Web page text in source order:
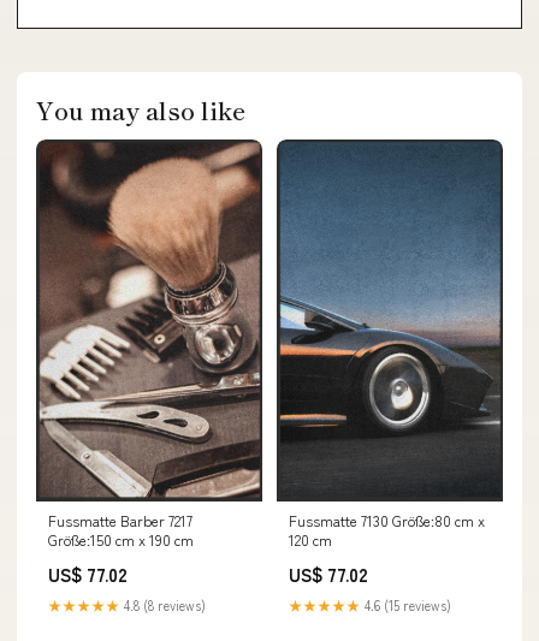
You may also like
Fussmatte Barber 7217
Größe:150 cm x 190 cm
US$ 77.02
★★★★★ 4.8 (8 reviews)
Fussmatte 7130 Größe:80 cm x
120 cm
US$ 77.02
★★★★★ 4.6 (15 reviews)